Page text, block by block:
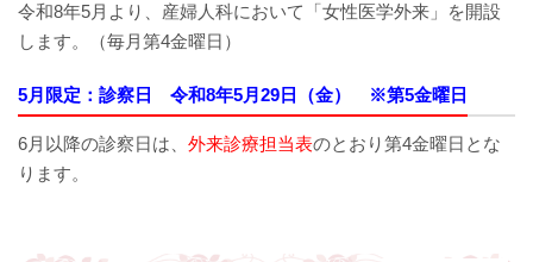
病院のあゆみ
病院の特徴
赤十字について
令和8年5月より、産婦人科において「女性医学外来」を開設
します。（毎月第4金曜日）
5月限定：診察日 令和8年5月29日（金） ※第5金曜日
6月以降の診察日は、 外来診療担当表のとおり第4金曜日とな
ります。